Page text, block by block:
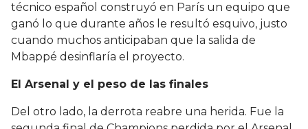
técnico español construyó en París un equipo que
ganó lo que durante años le resultó esquivo, justo
cuando muchos anticipaban que la salida de
Mbappé desinflaría el proyecto.
El Arsenal y el peso de las finales
Del otro lado, la derrota reabre una herida. Fue la